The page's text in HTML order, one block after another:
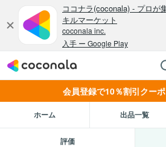
会員登録で10％割引クー
ホーム 出品一覧
評価